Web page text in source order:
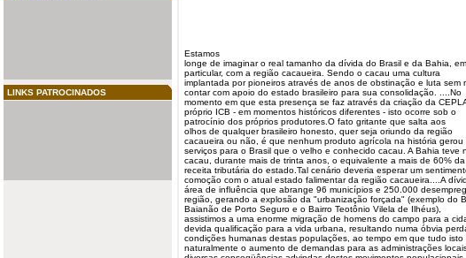
LINKS PATROCINADOS
Estamos
longe de imaginar o real tamanho da dívida do Brasil e da Bahia, em
particular, com a região cacaueira . Sendo o cacau uma cultura
implantada por pioneiros através de anos de obstinação e luta sem
contar com apoio do estado brasileiro para sua consolidação. ....No
momento em que esta presença se faz através da criação da
próprio ICB - em momentos históricos diferentes - isto ocorre sob o
patrocínio dos próprios produtores.O fato gritante que salta aos
olhos de qualquer brasileiro honesto, quer seja oriundo da região
cacaueira ou não, é que nenhum produto agrícola na história gerou
serviços para o Brasil que o velho e conhecido cacau. A Bahia teve
cacau, durante mais de trinta anos, o equivalente a mais de 60% da
receita tributária do estado.Tal cenário deveria esperar um
comoção com o atual estado falimentar da região cacaueira....A
área de influência que abrange 96 municípios e 250.000
região, gerando a explosão da "urbanização forçada" (exemplo do
Baianão de Porto Seguro e o Bairro Teotônio Vilela de Ilhéus),
assistimos a uma enorme migração de homens do campo para a
devida qualificação para a vida urbana, resultando numa óbvia
condições humanas destas populações, ao tempo em que tudo isto
naturalmente o aumento de demandas para as administrações